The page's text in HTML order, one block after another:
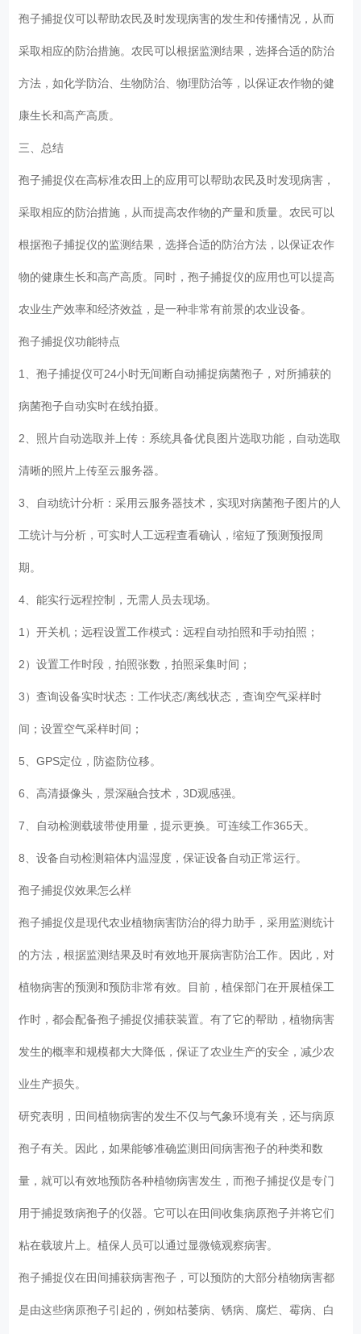
孢子捕捉仪可以帮助农民及时发现病害的发生和传播情况，从而
采取相应的防治措施。农民可以根据监测结果，选择合适的防治
方法，如化学防治、生物防治、物理防治等，以保证农作物的健
康生长和高产高质。
三、总结
孢子捕捉仪在高标准农田上的应用可以帮助农民及时发现病害，
采取相应的防治措施，从而提高农作物的产量和质量。农民可以
根据孢子捕捉仪的监测结果，选择合适的防治方法，以保证农作
物的健康生长和高产高质。同时，孢子捕捉仪的应用也可以提高
农业生产效率和经济效益，是一种非常有前景的农业设备。
孢子捕捉仪功能特点
1、孢子捕捉仪可24小时无间断自动捕捉病菌孢子，对所捕获的
病菌孢子自动实时在线拍摄。
2、照片自动选取并上传：系统具备优良图片选取功能，自动选取
清晰的照片上传至云服务器。
3、自动统计分析：采用云服务器技术，实现对病菌孢子图片的人
工统计与分析，可实时人工远程查看确认，缩短了预测预报周
期。
4、能实行远程控制，无需人员去现场。
1）开关机；远程设置工作模式：远程自动拍照和手动拍照；
2）设置工作时段，拍照张数，拍照采集时间；
3）查询设备实时状态：工作状态/离线状态，查询空气采样时
间；设置空气采样时间；
5、GPS定位，防盗防位移。
6、高清摄像头，景深融合技术，3D观感强。
7、自动检测载玻带使用量，提示更换。可连续工作365天。
8、设备自动检测箱体内温湿度，保证设备自动正常运行。
孢子捕捉仪效果怎么样
孢子捕捉仪是现代农业植物病害防治的得力助手，采用监测统计
的方法，根据监测结果及时有效地开展病害防治工作。因此，对
植物病害的预测和预防非常有效。目前，植保部门在开展植保工
作时，都会配备孢子捕捉仪捕获装置。有了它的帮助，植物病害
发生的概率和规模都大大降低，保证了农业生产的安全，减少农
业生产损失。
研究表明，田间植物病害的发生不仅与气象环境有关，还与病原
孢子有关。因此，如果能够准确监测田间病害孢子的种类和数
量，就可以有效地预防各种植物病害发生，而孢子捕捉仪是专门
用于捕捉致病孢子的仪器。它可以在田间收集病原孢子并将它们
粘在载玻片上。植保人员可以通过显微镜观察病害。
孢子捕捉仪在田间捕获病害孢子，可以预防的大部分植物病害都
是由这些病原孢子引起的，例如枯萎病、锈病、腐烂、霉病、白